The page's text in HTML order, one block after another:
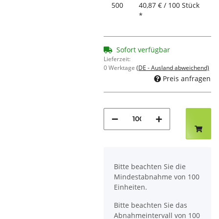
500
40,87 € / 100 Stück
*
Sofort verfügbar
Lieferzeit:
0 Werktage (DE - Ausland abweichend)
Preis anfragen
Bitte beachten Sie die
Mindestabnahme von 100
Einheiten.
Bitte beachten Sie das
Abnahmeintervall von 100